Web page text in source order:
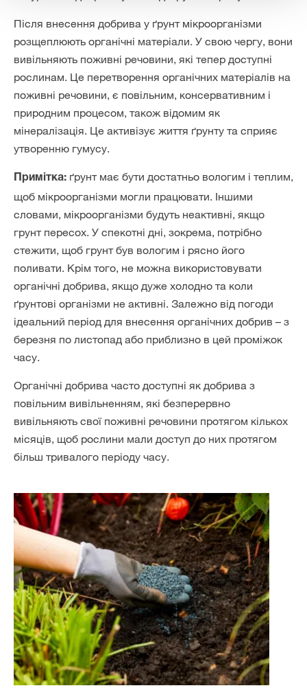
Після внесення добрива у ґрунт мікроорганізми
розщеплюють органічні матеріали. У свою чергу, вони
вивільняють поживні речовини, які тепер доступні
рослинам. Це перетворення органічних матеріалів на
поживні речовини, є повільним, консервативним і
природним процесом, також відомим як
мінералізація. Це активізує життя ґрунту та сприяє
утворенню гумусу.
Примітка: ґрунт має бути достатньо вологим і теплим,
щоб мікроорганізми могли працювати. Іншими
словами, мікроорганізми будуть неактивні, якщо
грунт пересох. У спекотні дні, зокрема, потрібно
стежити, щоб грунт був вологим і рясно його
поливати. Крім того, не можна використовувати
органічні добрива, якщо дуже холодно та коли
ґрунтові організми не активні. Залежно від погоди
ідеальний період для внесення органічних добрив – з
березня по листопад або приблизно в цей проміжок
часу.
Органічні добрива часто доступні як добрива з
повільним вивільненням, які безперервно
вивільняють свої поживні речовини протягом кількох
місяців, щоб рослини мали доступ до них протягом
більш тривалого періоду часу.